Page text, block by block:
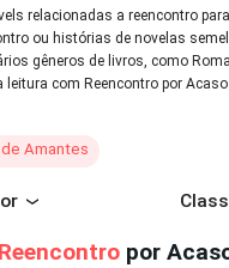
relacionadas a reencontro
ou histórias de novelas
gêneros de livros, como
leitura com Reencontro por
Amantes
Reencontro por